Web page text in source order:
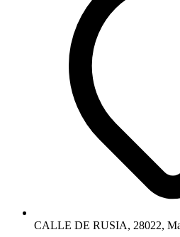
CALLE DE RUSIA, 28022,